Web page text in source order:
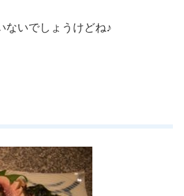
ないでしょうけどね♪